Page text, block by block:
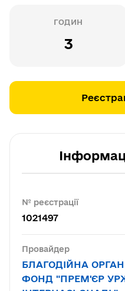
ГОДИН
3
№ реєстрації
1021497
Провайдер
БЛАГОДІЙНА
ФОНД "ПРЕМ'ЄР